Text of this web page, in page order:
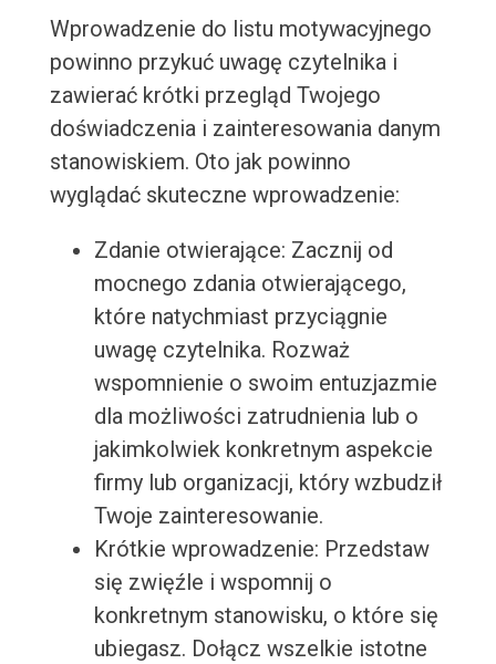
Wprowadzenie do listu motywacyjnego
powinno przykuć uwagę czytelnika i
zawierać krótki przegląd Twojego
doświadczenia i zainteresowania danym
stanowiskiem. Oto jak powinno
wyglądać skuteczne wprowadzenie:
Zdanie otwierające: Zacznij od
mocnego zdania otwierającego,
które natychmiast przyciągnie
uwagę czytelnika. Rozważ
wspomnienie o swoim entuzjazmie
dla możliwości zatrudnienia lub o
jakimkolwiek konkretnym aspekcie
firmy lub organizacji, który wzbudził
Twoje zainteresowanie.
Krótkie wprowadzenie: Przedstaw
się zwięźle i wspomnij o
konkretnym stanowisku, o które się
ubiegasz. Dołącz wszelkie istotne